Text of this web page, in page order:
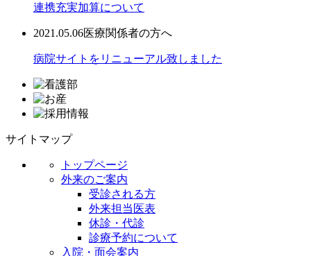
連携充実加算について
2021.05.06医療関係者の方へ
病院サイトをリニューアル致しました
サイトマップ
トップページ
外来のご案内
受診される方
外来担当医表
休診・代診
診療予約について
入院・面会案内